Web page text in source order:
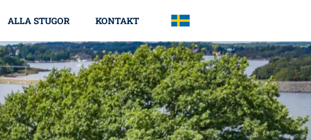
ALLA STUGOR KONTAKT